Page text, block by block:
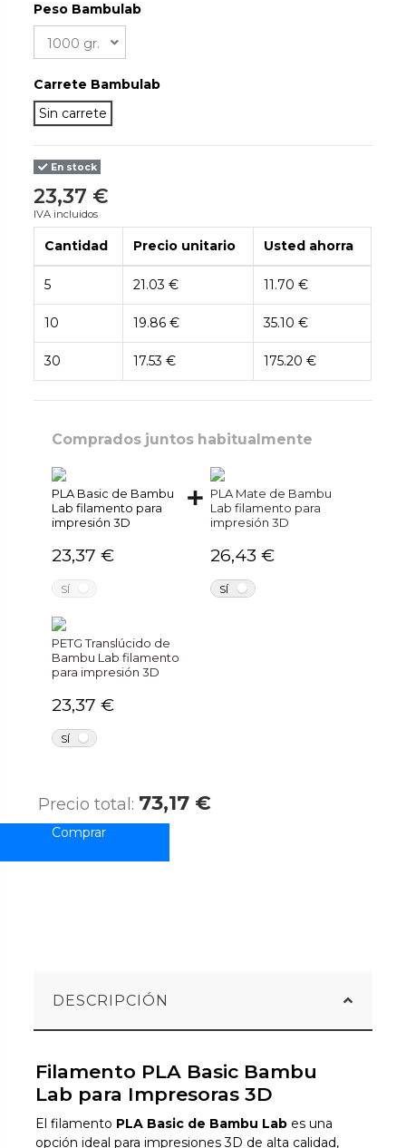
Peso Bambulab
Carrete Bambulab
Sin carrete
En stock
23,37 €
IVA incluidos
Cantidad Precio unitario Usted ahorra
5 21.03 € 11.70 €
10 19.86 € 35.10 €
30 17.53 € 175.20 €
Comprados juntos habitualmente
PLA Basic de Bambu
Lab filamento para
impresión 3D
23,37 €
SÍ
PLA Mate de Bambu
Lab filamento para
impresión 3D
26,43 €
SÍ
PETG Translúcido de
Bambu Lab filamento
para impresión 3D
23,37 €
SÍ
Precio total: 73,17 €
DESCRIPCIÓN
Filamento PLA Basic Bambu
Lab para Impresoras 3D
El filamento PLA Basic de Bambu Lab es una
opción ideal para impresiones 3D de alta calidad,